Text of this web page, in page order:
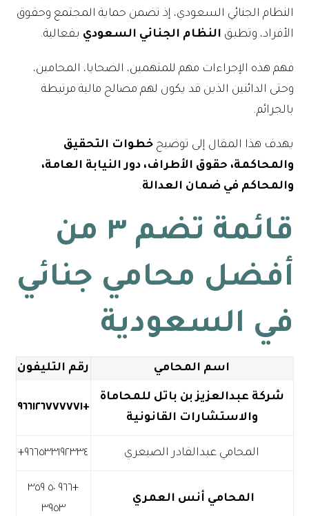
النظام الجنائي السعودي، إذ تضمن حماية المجتمع وحقوق
الأفراد، وتطبق النظام الجنائي السعودي بفعالية.
فهم هذه الإجراءات مهم للمتهمين، الضحايا، المحامين،
وحتى الدائنين الذين قد يكون لهم مصالح مالية مرتبطة
بالجرائم.
يهدف هذا المقال إلى توضيحخطوات التحقيق
والمحاكمة، حقوق الأطراف، دور النيابة العامة،
والمحاكم في ضمان العدالة.
قائمة تضم ٣ من
أفضل محامي جنائي
في السعودية
اسم المحامي رقم التليفون
شركة عبدالعزيز بن باتل للمحاماة
والاستشارات القانونية
+٩٦٦١٢٦٧٧٧٧٧١
المحامي عبدالقادر الصيعري
المحامي أنس العمري
+٩٦٦ ٥٠ ٣٥٩
٣٩٥٣